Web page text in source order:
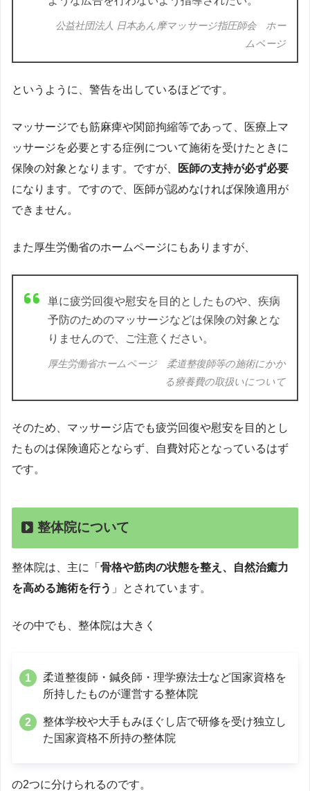
公益社団法人 日本あん摩マッサージ指圧師会 ホー
ムページ
というように、警告を出しているほどです。
マッサージでも筋麻痺や関節拘縮等であって、医療上マ
ッサージを必要とする症例について施術を受けたときに
保険の対象となります。ですが、
医師の支持が必ず必要
になります。ですので、医師が認めなければ保険適用が
できません。
また厚生労働省のホームページにもありますが、
単に疲労回復や慰安を目的としたものや、疾病
予防のためのマッサージなどは保険の対象とな
りませんので、ご注意ください。
厚生労働省ホームページ 柔道整復師等の施術にかか
る療養費の取扱いについて
そのため、マッサージ店でも疲労回復や慰安を目的とし
たものは保険適応とならず、自費対応となっているはず
です。
整体院について
整体院は、主に「 骨格や筋肉の状態を整え、自然治癒力
を高める施術を行う 」とされています。
その中でも、整体院は大きく
柔道整復師・鍼灸師・理学療法士など国家資格を
所持したものが運営する整体院
整体学校や大手もみほぐし店で研修を受け独立し
た国家資格不所持の整体院
の2つに分けられるのです。